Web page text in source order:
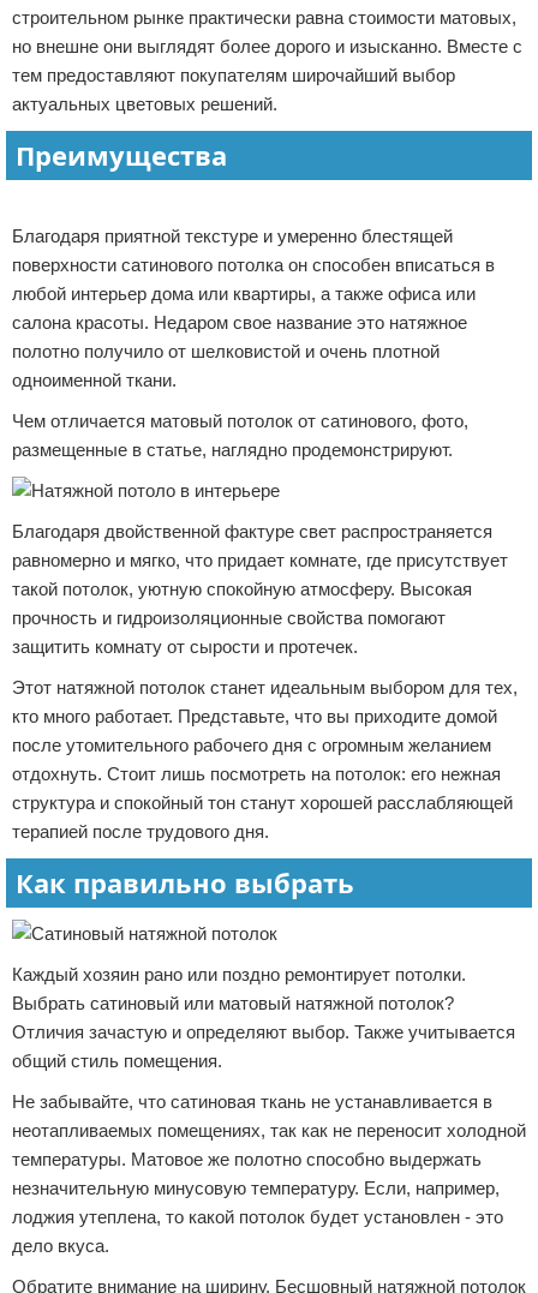
строительном рынке практически равна стоимости матовых,
но внешне они выглядят более дорого и изысканно. Вместе с
тем предоставляют покупателям широчайший выбор
актуальных цветовых решений.
Преимущества
Благодаря приятной текстуре и умеренно блестящей
поверхности сатинового потолка он способен вписаться в
любой интерьер дома или квартиры, а также офиса или
салона красоты. Недаром свое название это натяжное
полотно получило от шелковистой и очень плотной
одноименной ткани.
Чем отличается матовый потолок от сатинового, фото,
размещенные в статье, наглядно продемонстрируют.
Благодаря двойственной фактуре свет распространяется
равномерно и мягко, что придает комнате, где присутствует
такой потолок, уютную спокойную атмосферу. Высокая
прочность и гидроизоляционные свойства помогают
защитить комнату от сырости и протечек.
Этот натяжной потолок станет идеальным выбором для тех,
кто много работает. Представьте, что вы приходите домой
после утомительного рабочего дня с огромным желанием
отдохнуть. Стоит лишь посмотреть на потолок: его нежная
структура и спокойный тон станут хорошей расслабляющей
терапией после трудового дня.
Как правильно выбрать
Каждый хозяин рано или поздно ремонтирует потолки.
Выбрать сатиновый или матовый натяжной потолок?
Отличия зачастую и определяют выбор. Также учитывается
общий стиль помещения.
Не забывайте, что сатиновая ткань не устанавливается в
неотапливаемых помещениях, так как не переносит холодной
температуры. Матовое же полотно способно выдержать
незначительную минусовую температуру. Если, например,
лоджия утеплена, то какой потолок будет установлен - это
дело вкуса.
Обратите внимание на ширину. Бесшовный натяжной потолок